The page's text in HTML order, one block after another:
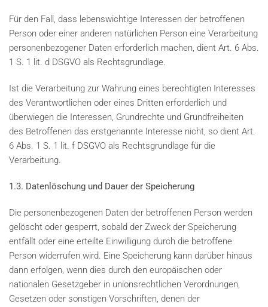
Für den Fall, dass lebenswichtige Interessen der betroffenen
Person oder einer anderen natürlichen Person eine Verarbeitung
personenbezogener Daten erforderlich machen, dient Art. 6 Abs.
1 S. 1 lit. d DSGVO als Rechtsgrundlage.
Ist die Verarbeitung zur Wahrung eines berechtigten Interesses
des Verantwortlichen oder eines Dritten erforderlich und
überwiegen die Interessen, Grundrechte und Grundfreiheiten
des Betroffenen das erstgenannte Interesse nicht, so dient Art.
6 Abs. 1 S. 1 lit. f DSGVO als Rechtsgrundlage für die
Verarbeitung.
1.3. Datenlöschung und Dauer der Speicherung
Die personenbezogenen Daten der betroffenen Person werden
gelöscht oder gesperrt, sobald der Zweck der Speicherung
entfällt oder eine erteilte Einwilligung durch die betroffene
Person widerrufen wird. Eine Speicherung kann darüber hinaus
dann erfolgen, wenn dies durch den europäischen oder
nationalen Gesetzgeber in unionsrechtlichen Verordnungen,
Gesetzen oder sonstigen Vorschriften, denen der